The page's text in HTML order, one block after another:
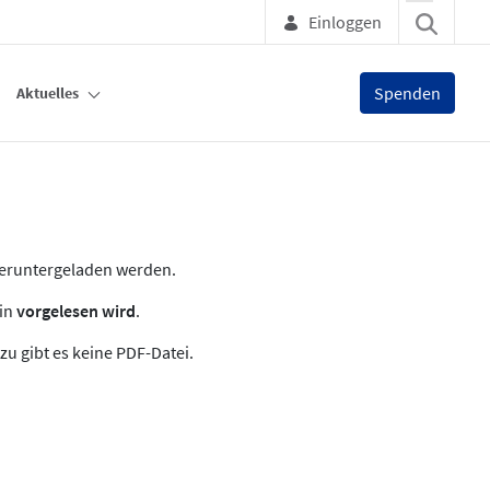
Einloggen
Aktuelles Spenden
werden.
vorgelesen wird.
gibt es keine PDF-Datei.